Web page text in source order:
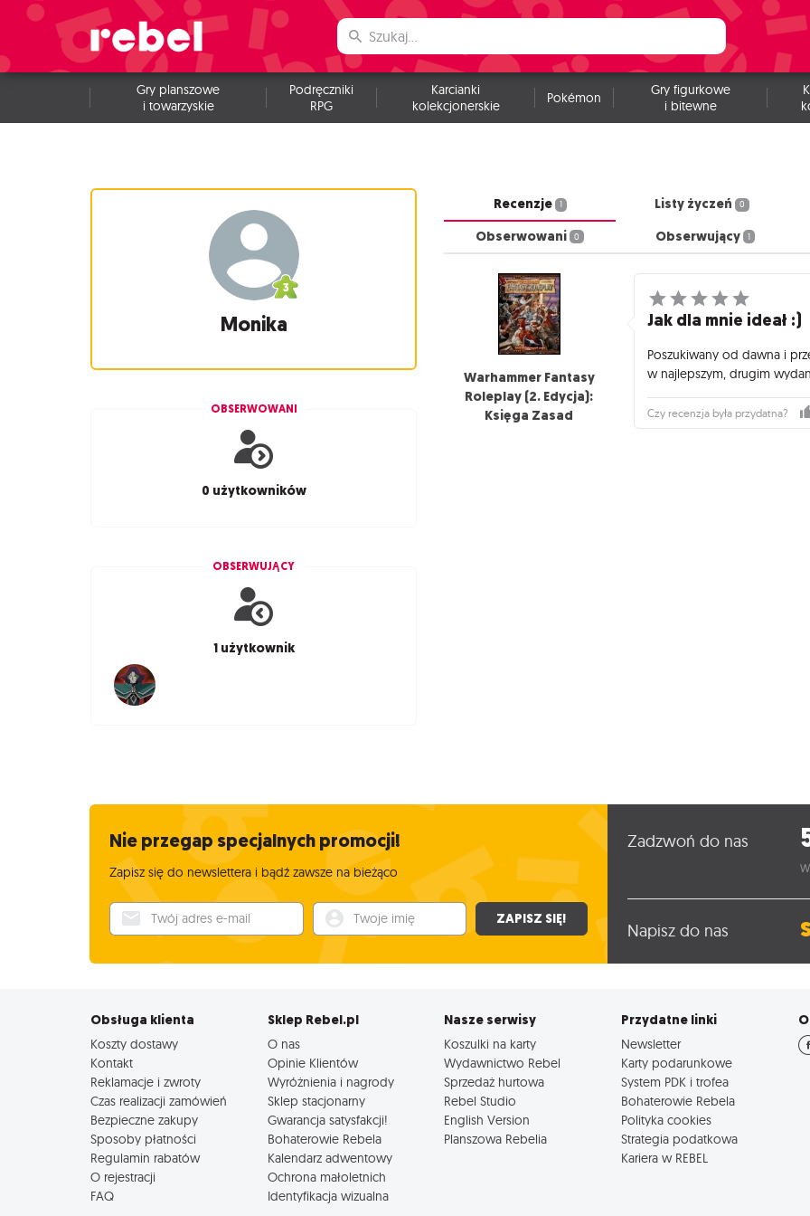
Gry planszowe
i towarzyskie
Podręczniki
RPG
Karcianki
kolekcjonerskie
Pokémon
Gry figurkowe
i bitewne
Monika
OBSERWOWANI
0 użytkowników
OBSERWUJĄCY
1 użytkownik
Recenzje 1 Listy życzeń 0
Obserwowani 0 Obserwujący 1
Warhammer Fantasy
Roleplay (2. Edycja):
Księga Zasad
Jak dla mnie ideał :)
Poszukiwany od dawna i
w najlepszym, drugim
Czy recenzja była przydatna?
Nie przegap specjalnych promocji!
Zapisz się do newslettera i bądź zawsze na bieżąco
Twój adres e-mail Twoje imię ZAPISZ SIĘ!
Zadzwoń do nas
Napisz do nas
Obsługa klienta
Koszty dostawy
Kontakt
Reklamacje i zwroty
Czas realizacji zamówień
Bezpieczne zakupy
Sposoby płatności
Regulamin rabatów
O rejestracji
FAQ
Sklep Rebel.pl
O nas
Opinie Klientów
Wyróżnienia i nagrody
Sklep stacjonarny
Gwarancja satysfakcji!
Bohaterowie Rebela
Kalendarz adwentowy
Ochrona małoletnich
Identyfikacja wizualna
Nasze serwisy
Koszulki na karty
Wydawnictwo Rebel
Sprzedaż hurtowa
Rebel Studio
English Version
Planszowa Rebelia
Przydatne linki
Newsletter
Karty podarunkowe
System PDK i trofea
Bohaterowie Rebela
Polityka cookies
Strategia podatkowa
Kariera w REBEL